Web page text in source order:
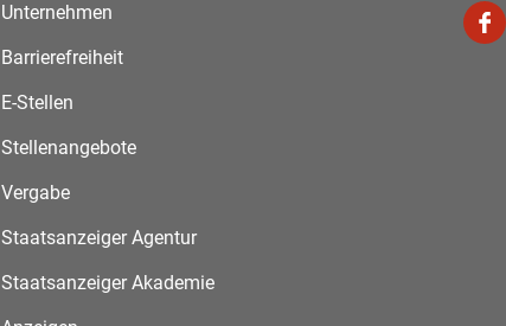
Unternehmen
Barrierefreiheit
E-Stellen
Stellenangebote
Vergabe
Staatsanzeiger Agentur
Staatsanzeiger Akademie